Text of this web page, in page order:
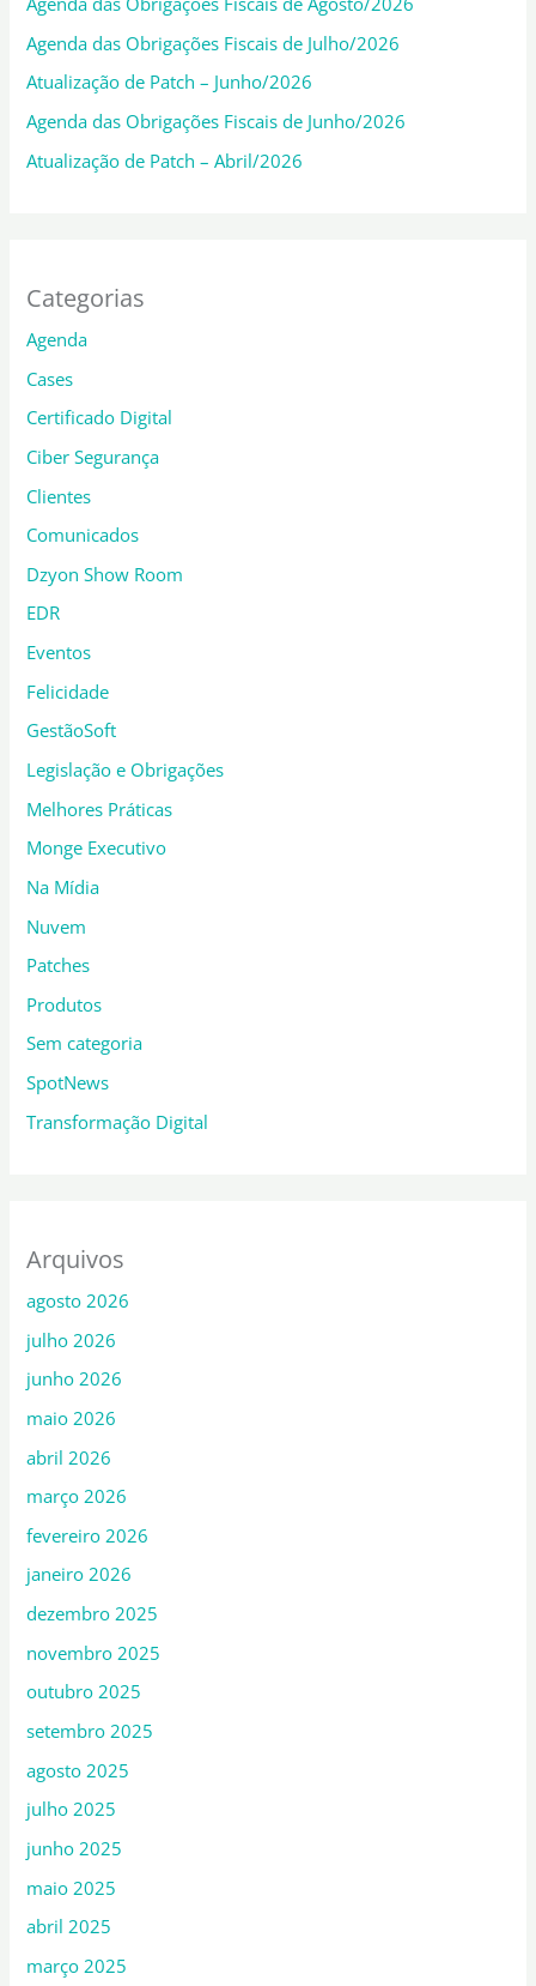
Agenda das Obrigações Fiscais de Julho/2026
Atualização de Patch – Junho/2026
Agenda das Obrigações Fiscais de Junho/2026
Atualização de Patch – Abril/2026
Categorias
Agenda
Cases
Certificado Digital
Ciber Segurança
Clientes
Comunicados
Dzyon Show Room
EDR
Eventos
Felicidade
GestãoSoft
Legislação e Obrigações
Melhores Práticas
Monge Executivo
Na Mídia
Nuvem
Patches
Produtos
Sem categoria
SpotNews
Transformação Digital
Arquivos
agosto 2026
julho 2026
junho 2026
maio 2026
abril 2026
março 2026
fevereiro 2026
janeiro 2026
dezembro 2025
novembro 2025
outubro 2025
setembro 2025
agosto 2025
julho 2025
junho 2025
maio 2025
abril 2025
março 2025